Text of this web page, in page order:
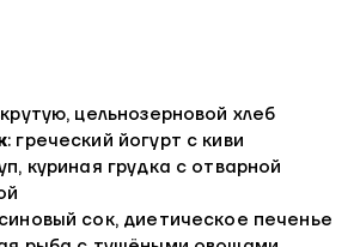
цельнозерновой хлеб
: греческий йогурт с киви
куриная грудка с отварной
сок, диетическое печенье